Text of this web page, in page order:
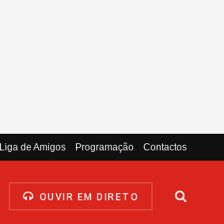
Liga de Amigos Programação Contactos
OUVIR EM DIRETO